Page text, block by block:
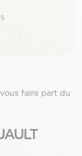
faire part du